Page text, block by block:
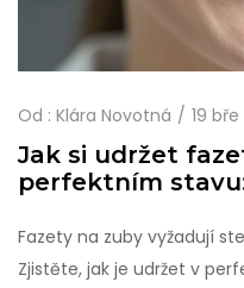
Od : Klára Novotná 19
Jak si udržet
perfektním
Fazety na zuby vyžadují
Zjistěte, jak je udržet v